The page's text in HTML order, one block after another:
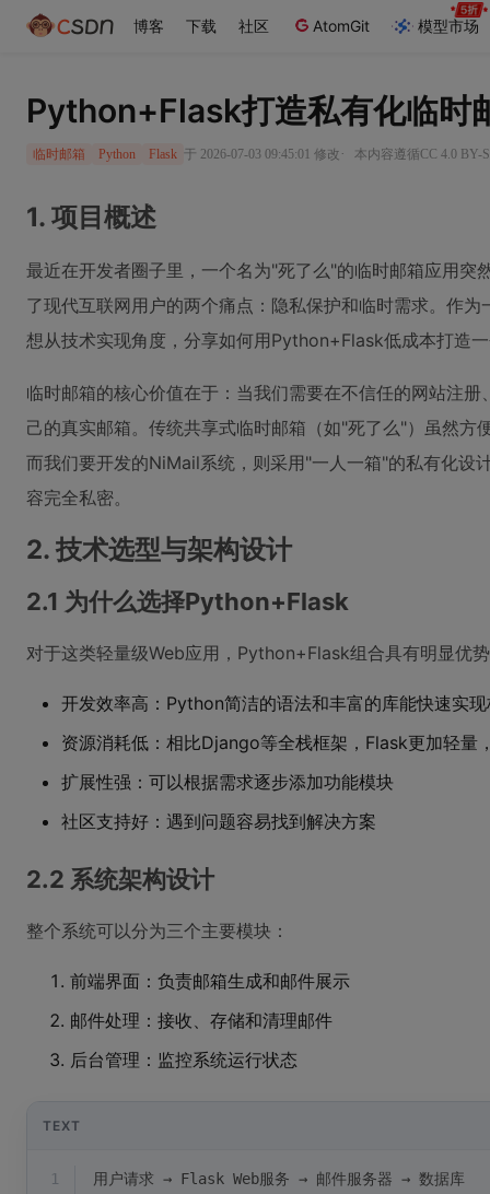
博客 下载 社区 AtomGit 模型市场
Python+Flask打造私有化临时
临时邮箱 Python Flask 于 2026-07-03 09:45:01 修改 · 本内容遵循CC 4.0 BY-
1. 项目概述
最近在开发者圈子里，一个名为"死了么"的临时邮箱应用突
了现代互联网用户的两个痛点：隐私保护和临时需求。作
想从技术实现角度，分享如何用Python+Flask低成本打造
临时邮箱的核心价值在于：当我们需要在不信任的网站注
己的真实邮箱。传统共享式临时邮箱（如"死了么"）虽然方
而我们要开发的NiMail系统，则采用"一人一箱"的私有化设
容完全私密。
2. 技术选型与架构设计
2.1 为什么选择Python+Flask
对于这类轻量级Web应用，Python+Flask组合具有明显优
开发效率高：Python简洁的语法和丰富的库能快速实
资源消耗低：相比Django等全栈框架，Flask更加轻量
扩展性强：可以根据需求逐步添加功能模块
社区支持好：遇到问题容易找到解决方案
2.2 系统架构设计
整个系统可以分为三个主要模块：
前端界面：负责邮箱生成和邮件展示
邮件处理：接收、存储和清理邮件
后台管理：监控系统运行状态
TEXT
1
用户请求 → Flask Web服务 → 邮件服务器 → 数据库